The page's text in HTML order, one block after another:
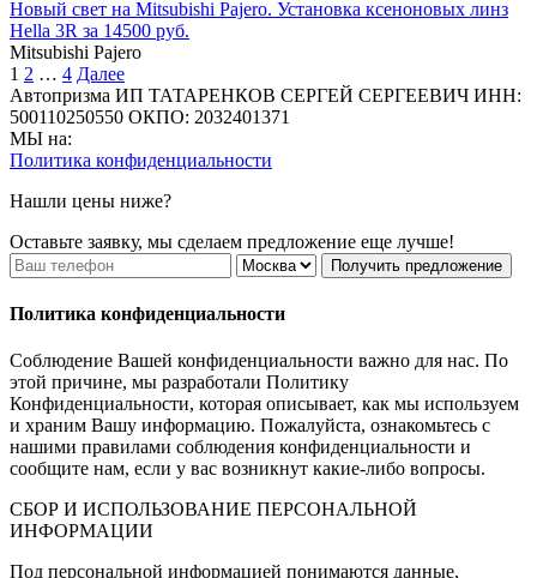
Новый свет на Mitsubishi Pajero. Установка ксеноновых линз
Hella 3R за 14500 руб.
Mitsubishi Pajero
1 2 … 4 Далее
Автопризма ИП ТАТАРЕНКОВ СЕРГЕЙ СЕРГЕЕВИЧ ИНН:
500110250550 ОКПО: 2032401371
МЫ на:
Политика конфиденциальности
Нашли цены ниже?
Оставьте заявку, мы сделаем предложение еще лучше!
Получить предложение
Политика конфиденциальности
Соблюдение Вашей конфиденциальности важно для нас. По
этой причине, мы разработали Политику
Конфиденциальности, которая описывает, как мы используем
и храним Вашу информацию. Пожалуйста, ознакомьтесь с
нашими правилами соблюдения конфиденциальности и
сообщите нам, если у вас возникнут какие-либо вопросы.
СБОР И ИСПОЛЬЗОВАНИЕ ПЕРСОНАЛЬНОЙ
ИНФОРМАЦИИ
Под персональной информацией понимаются данные,